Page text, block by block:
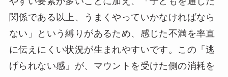
関係である以上、うまくやっていかなければなら
ない」という縛りがあるため、感じた不満を率直
に伝えにくい状況が生まれやすいです。この「逃
げられない感」が、マウントを受けた側の消耗を